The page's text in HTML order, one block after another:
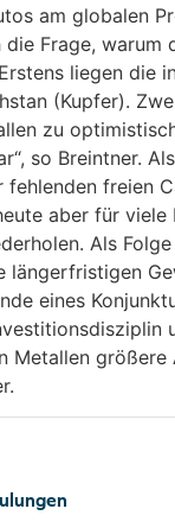
am globalen
Frage,
liegen die
(Kupfer).
zu
so Breintner.
freien
aber für
Als
eines